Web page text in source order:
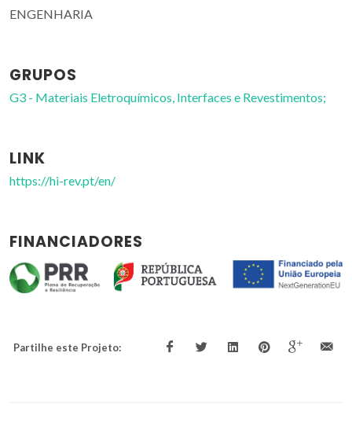
ENGENHARIA
GRUPOS
G3 - Materiais Eletroquímicos, Interfaces e Revestimentos;
LINK
https://hi-rev.pt/en/
FINANCIADORES
Partilhe este Projeto: